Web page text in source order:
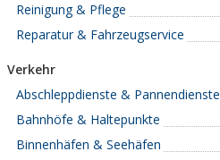
Reinigung & Pflege
Reparatur & Fahrzeugservice
Verkehr
Abschleppdienste & Pannendienste
Bahnhöfe & Haltepunkte
Binnenhäfen & Seehäfen